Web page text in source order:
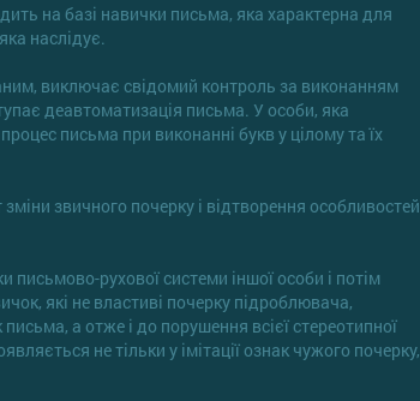
на базі навички письма, яка характерна для
наслідує.
виключає свідомий контроль за виконанням
деавтоматизація письма. У особи, яка
письма при виконанні букв у цілому та їх
звичного почерку і відтворення особливостей
письмово-рухової системи іншої особи і потім
які не властиві почерку підроблювача,
а отже і до порушення всієї стереотипної
не тільки у імітації ознак чужого почерку,